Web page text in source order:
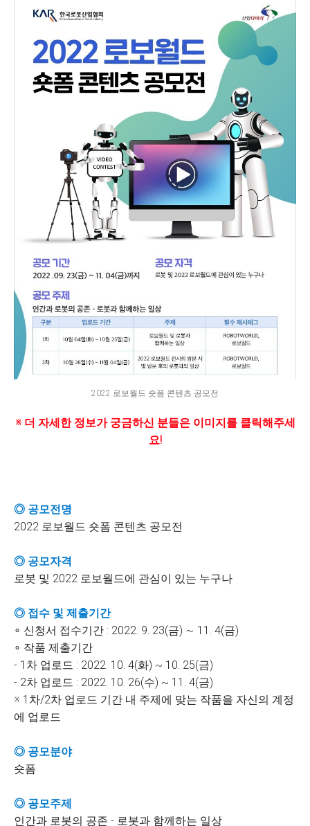
2022 로보월드 숏폼 콘텐츠 공모전
※ 더 자세한 정보가 궁금하신 분들은 이미지를 클릭해주세
요!
◎ 공모전명
2022 로보월드 숏폼 콘텐츠 공모전
◎ 공모자격
로봇 및 2022 로보월드에 관심이 있는 누구나
◎ 접수 및 제출기간
∘ 신청서 접수기간 : 2022. 9. 23(금) ∼ 11. 4(금)
∘ 작품 제출기간
- 1차 업로드 : 2022. 10. 4(화) ~ 10. 25(금)
- 2차 업로드 : 2022. 10. 26(수) ~ 11. 4(금)
※ 1차/2차 업로드 기간 내 주제에 맞는 작품을 자신의 계정
에 업로드
◎ 공모분야
숏폼
◎ 공모주제
인간과 로봇의 공존 - 로봇과 함께하는 일상